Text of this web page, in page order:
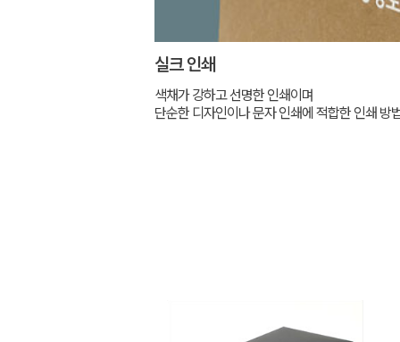
실크 인쇄
색채가 강하고 선명한 인쇄이며
단순한 디자인이나 문자 인쇄에 적합한 인쇄 방